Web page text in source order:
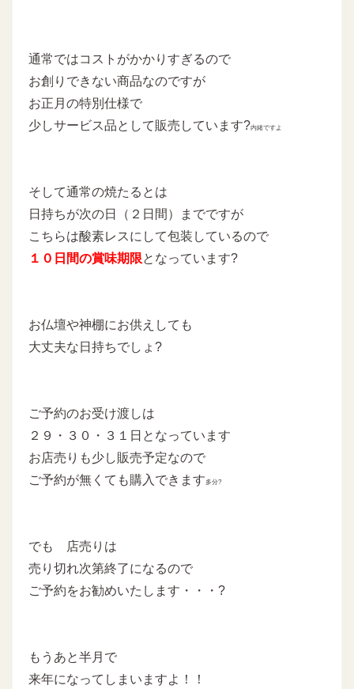
通常ではコストがかかりすぎるので
お創りできない商品なのですが
お正月の特別仕様で
少しサービス品として販売しています?内緒ですよ
そして通常の焼たるとは
日持ちが次の日（２日間）までですが
こちらは酸素レスにして包装しているので
１０日間の賞味期限となっています?
お仏壇や神棚にお供えしても
大丈夫な日持ちでしょ?
ご予約のお受け渡しは
２９・３０・３１日となっています
お店売りも少し販売予定なので
ご予約が無くても購入できます多分?
でも 店売りは
売り切れ次第終了になるので
ご予約をお勧めいたします・・・?
もうあと半月で
来年になってしまいますよ！！